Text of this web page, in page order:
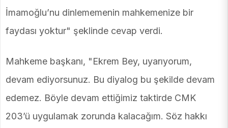
İmamoğlu’nu dinlememenin mahkemenize bir
faydası yoktur" şeklinde cevap verdi.
Mahkeme başkanı, "Ekrem Bey, uyarıyorum,
devam ediyorsunuz. Bu diyalog bu şekilde devam
edemez. Böyle devam ettiğimiz taktirde CMK
203’ü uygulamak zorunda kalacağım. Söz hakkı